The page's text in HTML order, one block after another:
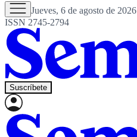
Jueves, 6 de agosto de 2026
ISSN 2745-2794
Suscríbete